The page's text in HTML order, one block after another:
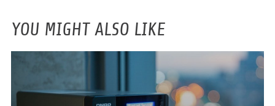
YOU MIGHT ALSO LIKE